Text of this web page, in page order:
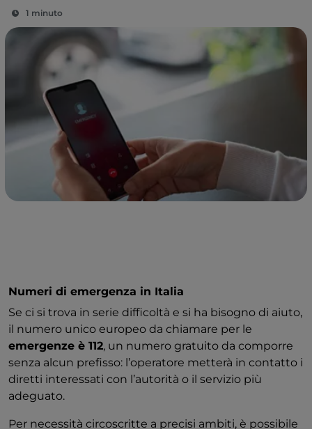
1 minuto
Numeri di emergenza in Italia
Se ci si trova in serie difficoltà e si ha bisogno di aiuto,
il numero unico europeo da chiamare per le
emergenze è 112, un numero gratuito da comporre
senza alcun prefisso: l’operatore metterà in contatto i
diretti interessati con l’autorità o il servizio più
adeguato.
Per necessità circoscritte a precisi ambiti, è possibile